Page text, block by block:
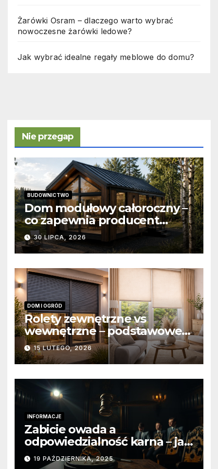
Żarówki Osram – dlaczego warto wybrać
nowoczesne żarówki ledowe?
Jak wybrać idealne regały meblowe do domu?
Nie przegap
BUDOWNICTWO
Dom modułowy całoroczny –
co zapewnia producent
domów modułowych?
30 LIPCA, 2026
DOM I OGRÓD
Rolety zewnętrzne vs
wewnętrzne – podstawowe
różnice konstrukcyjne i
funkcjonalne
15 LUTEGO, 2026
INFORMACJE
Zabicie owada a
odpowiedzialność karna – jak
wygląda to w praktyce?
19 PAŹDZIERNIKA, 2025